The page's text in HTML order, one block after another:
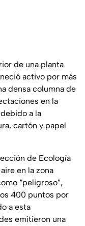
de una planta
activo por más
densa columna de
en la
a la
cartón y papel
de Ecología
en la zona
“peligroso”,
400 puntos por
a esta
emitieron una